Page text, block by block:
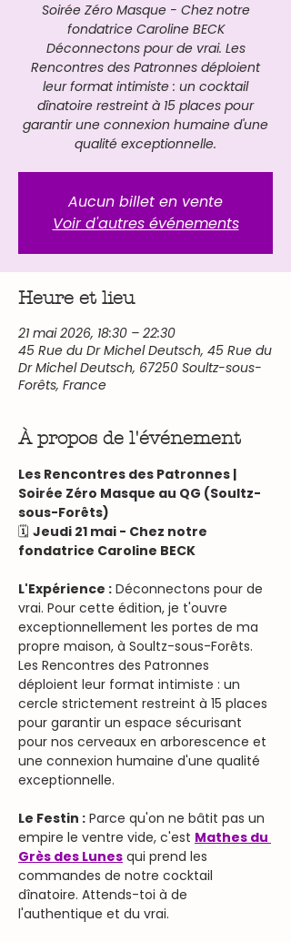
Soirée Zéro Masque - Chez notre
fondatrice Caroline BECK
Déconnectons pour de vrai. Les
Rencontres des Patronnes déploient
leur format intimiste : un cocktail
dînatoire restreint à 15 places pour
garantir une connexion humaine d'une
qualité exceptionnelle.
Aucun billet en vente
Voir d'autres événements
Heure et lieu
21 mai 2026, 18:30 – 22:30
45 Rue du Dr Michel Deutsch, 45 Rue du
Dr Michel Deutsch, 67250 Soultz-sous-
Forêts, France
À propos de l'événement
Les Rencontres des Patronnes |
Soirée Zéro Masque au QG (Soultz-
sous-Forêts)
🗓️ Jeudi 21 mai - Chez notre
fondatrice Caroline BECK
L'Expérience : Déconnectons pour de
vrai. Pour cette édition, je t'ouvre
exceptionnellement les portes de ma
propre maison, à Soultz-sous-Forêts.
Les Rencontres des Patronnes
déploient leur format intimiste : un
cercle strictement restreint à 15 places
pour garantir un espace sécurisant
pour nos cerveaux en arborescence et
une connexion humaine d'une qualité
exceptionnelle.
Le Festin : Parce qu'on ne bâtit pas un
empire le ventre vide, c'est Mathes du
Grès des Lunes qui prend les
commandes de notre cocktail
dînatoire. Attends-toi à de
l'authentique et du vrai.